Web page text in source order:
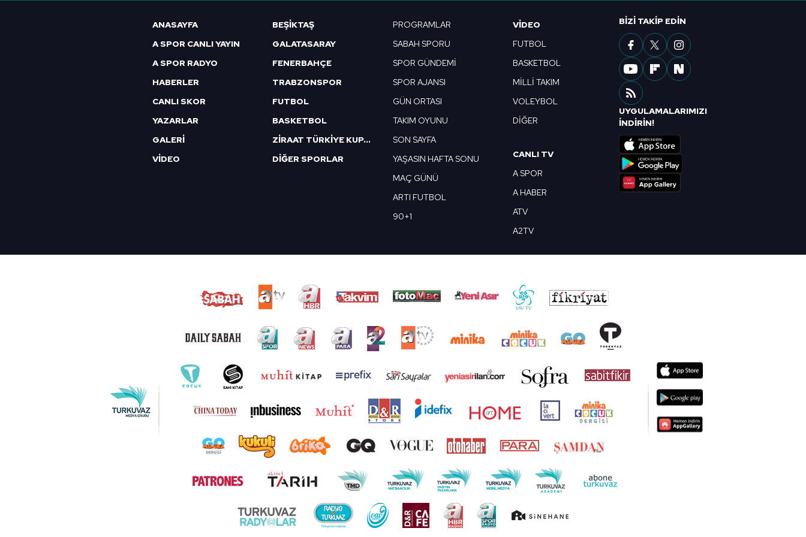
mevzuata uygun olarak kullanılan çerezlerle ilgili bilgi almak için lütfentıklayınız
ANASAYFA
A SPOR CANLI YAYIN
A SPOR RADYO
HABERLER
CANLI SKOR
YAZARLAR
GALERİ
VİDEO
BEŞİKTAŞ
GALATASARAY
FENERBAHÇE
TRABZONSPOR
FUTBOL
BASKETBOL
ZİRAAT TÜRKİYE KUPASI
DİĞER SPORLAR
PROGRAMLAR
SABAH SPORU
SPOR GÜNDEMİ
SPOR AJANSI
GÜN ORTASI
TAKIM OYUNU
SON SAYFA
YAŞASIN HAFTA SONU
MAÇ GÜNÜ
ARTI FUTBOL
90+1
VIDEO
FUTBOL
BASKETBOL
MİLLİ TAKIM
VOLEYBOL
DİĞER
CANLI TV
A SPOR
A HABER
ATV
A2TV
BIZI TAKIP EDIN
UYGULAMALARIMIZI
İNDİRİN!